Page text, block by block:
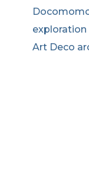
exploration
Art Deco